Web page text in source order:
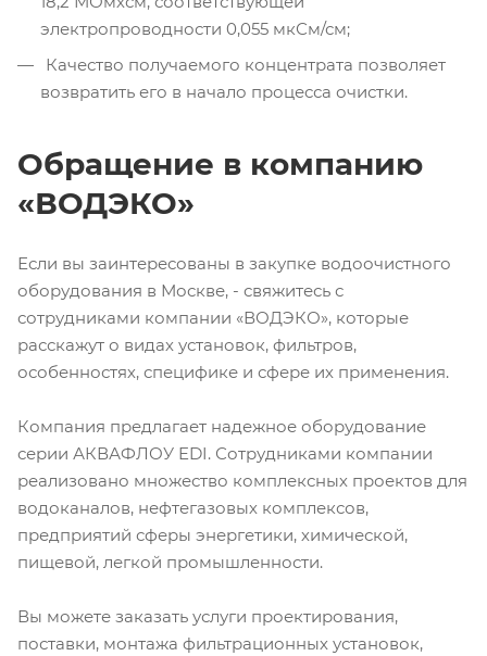
электропроводности 0,055 мкСм/см;
Качество получаемого концентрата позволяет
возвратить его в начало процесса очистки.
Обращение в компанию
«ВОДЭКО»
Если вы заинтересованы в закупке водоочистного
оборудования в Москве, - свяжитесь с
сотрудниками компании «ВОДЭКО», которые
расскажут о видах установок, фильтров,
особенностях, специфике и сфере их применения.
Компания предлагает надежное оборудование
серии АКВАФЛОУ EDI. Сотрудниками компании
реализовано множество комплексных проектов для
водоканалов, нефтегазовых комплексов,
предприятий сферы энергетики, химической,
пищевой, легкой промышленности.
Вы можете заказать услуги проектирования,
поставки, монтажа фильтрационных установок,